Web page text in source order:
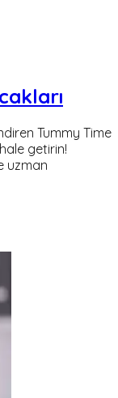
Tummy Time
getirin!
uzman